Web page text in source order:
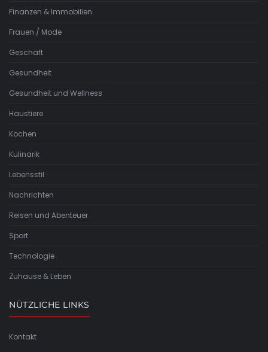
Finanzen & Immobilien
Frauen / Mode
Geschäft
Gesundheit
Gesundheit und Wellness
Haustiere
Kochen
Kulinarik
Lebensstil
Nachrichten
Reisen und Abenteuer
Sport
Technologie
Zuhause & Leben
NÜTZLICHE LINKS
Kontakt